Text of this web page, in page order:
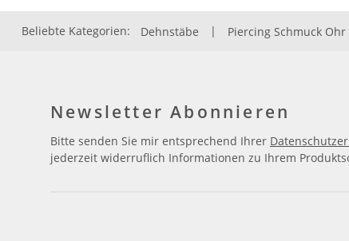
Beliebte Kategorien: Dehnstäbe | Piercing Schmuck Ohr
Newsletter Abonnieren
Bitte senden Sie mir entsprechend Ihrer
jederzeit widerruflich Informationen zu Ihrem